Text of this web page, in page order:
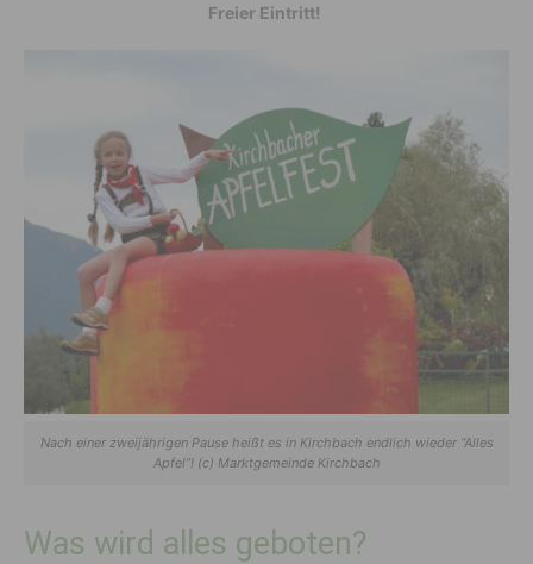
Freier Eintritt!
Nach einer zweijährigen Pause heißt es in Kirchbach endlich wieder “Alles
Apfel”! (c) Marktgemeinde Kirchbach
Was wird alles geboten?